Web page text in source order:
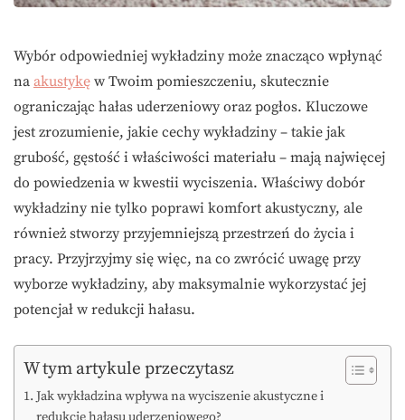
Wybór odpowiedniej wykładziny może znacząco wpłynąć
na akustykę w Twoim pomieszczeniu, skutecznie
ograniczając hałas uderzeniowy oraz pogłos. Kluczowe
jest zrozumienie, jakie cechy wykładziny – takie jak
grubość, gęstość i właściwości materiału – mają najwięcej
do powiedzenia w kwestii wyciszenia. Właściwy dobór
wykładziny nie tylko poprawi komfort akustyczny, ale
również stworzy przyjemniejszą przestrzeń do życia i
pracy. Przyjrzyjmy się więc, na co zwrócić uwagę przy
wyborze wykładziny, aby maksymalnie wykorzystać jej
potencjał w redukcji hałasu.
W tym artykule przeczytasz
Jak wykładzina wpływa na wyciszenie akustyczne i